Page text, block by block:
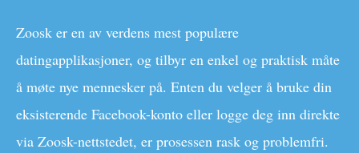
Zoosk er en av verdens mest populære
datingapplikasjoner, og tilbyr en enkel og praktisk måte
å møte nye mennesker på. Enten du velger å bruke din
eksisterende Facebook-konto eller logge deg inn direkte
via Zoosk-nettstedet, er prosessen rask og problemfri.